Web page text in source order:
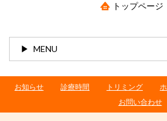
トップページ
MENU
お知らせ 診療時間 トリミング
お問い合わせ